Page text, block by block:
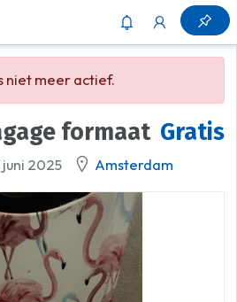
niet meer actief.
Gratis
formaat
juni 2025 Amsterdam